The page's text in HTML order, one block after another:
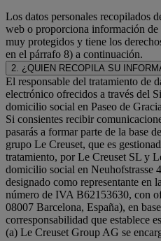
Los datos personales recopilados
web o proporciona información
muy protegidos y tiene los
en el párrafo 8) a continuación.
2. ¿QUIEN RECOPILA SU
El responsable del tratamiento de
electrónico ofrecidos a través del
domicilio social en Paseo de
Si consientes recibir
pasarás a formar parte de la base
grupo Le Creuset, que es
tratamiento, por Le Creuset SL y
domicilio social en Neuhofstrasse
designado como representante en
número de IVA B62153630, con
08007 Barcelona, España), en
corresponsabilidad que establece
(a) Le Creuset Group AG se